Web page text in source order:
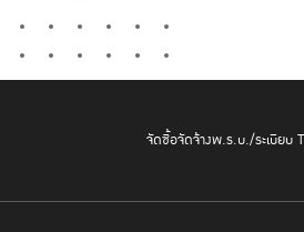
จัดซื้อจัดจ้างพ.ร.บ./ระเบียบ